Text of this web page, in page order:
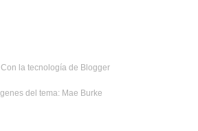
Con la tecnología de Blogger
del tema: Mae Burke